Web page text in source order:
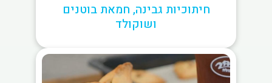
חיתוכיות גבינה, חמאת בוטנים
ושוקולד